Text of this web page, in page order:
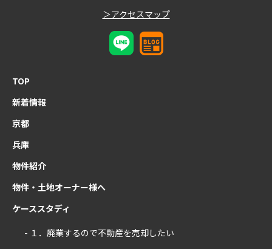
＞アクセスマップ
TOP
新着情報
京都
兵庫
物件紹介
物件・土地オーナー様へ
ケーススタディ
- １．廃業するので不動産を売却したい